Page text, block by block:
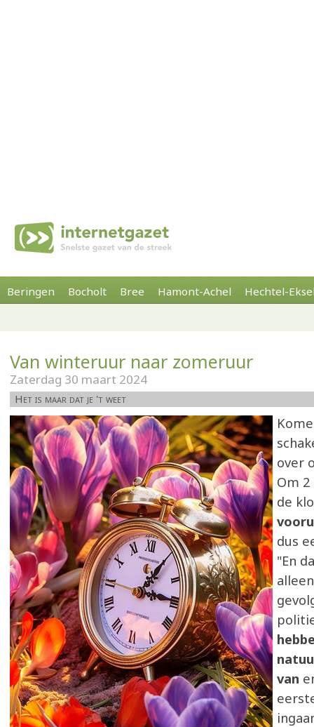
Beringen Bocholt Bree Hamont-Achel Hechtel-
Van winteruur naar zomeruur
Zaterdag 30 maart 2024
Het is maar dat je 't weet
over
Om
de
dus
"En
van